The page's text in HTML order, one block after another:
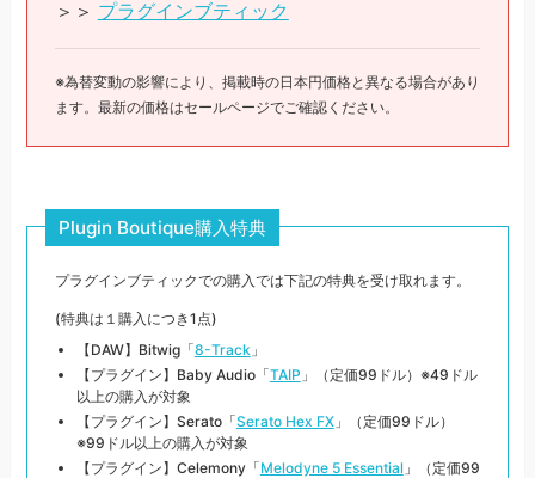
＞＞ プラグインブティック
※為替変動の影響により、掲載時の日本円価格と異なる場合があり
ます。最新の価格はセールページでご確認ください。
Plugin Boutique購入特典
プラグインブティックでの購入では下記の特典を受け取れます。
(特典は１購入につき1点)
【DAW】Bitwig「8-Track 」
【プラグイン】Baby Audio「TAIP 」（定価99ドル）※49ドル
以上の購入が対象
【プラグイン】Serato「Serato Hex FX」（定価99ドル）
※99ドル以上の購入が対象
【プラグイン】Celemony「Melodyne 5 Essential」（定価99